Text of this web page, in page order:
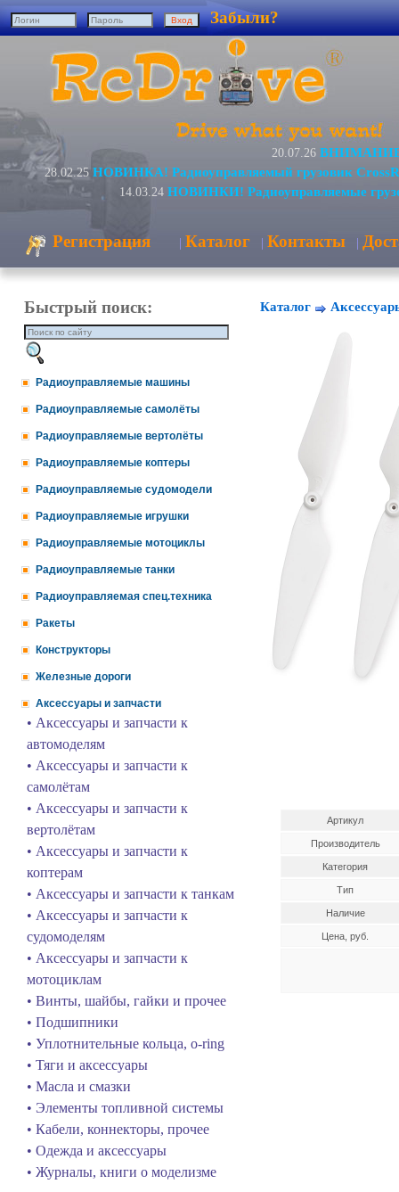
Забыли?
20.07.26 ВНИМАНИЕ!
28.02.25 НОВИНКА! Радиоуправляемый грузовик
14.03.24 НОВИНКИ! Радиоуправляемые
Регистрация | Каталог | Контакты |
Быстрый поиск:
Радиоуправляемые машины
Радиоуправляемые самолёты
Радиоуправляемые вертолёты
Радиоуправляемые коптеры
Радиоуправляемые судомодели
Радиоуправляемые игрушки
Радиоуправляемые мотоциклы
Радиоуправляемые танки
Радиоуправляемая спец.техника
Ракеты
Конструкторы
Железные дороги
Аксессуары и запчасти
• Аксессуары и запчасти к
автомоделям
• Аксессуары и запчасти к
самолётам
• Аксессуары и запчасти к
вертолётам
• Аксессуары и запчасти к
коптерам
• Аксессуары и запчасти к танкам
• Аксессуары и запчасти к
судомоделям
• Аксессуары и запчасти к
мотоциклам
• Винты, шайбы, гайки и прочее
• Подшипники
• Уплотнительные кольца, o-ring
• Тяги и аксессуары
• Масла и смазки
• Элементы топливной системы
• Кабели, коннекторы, прочее
• Одежда и аксессуары
• Журналы, книги о моделизме
Каталог
Артикул
Производитель
Категория
Тип
Наличие
Цена, руб.